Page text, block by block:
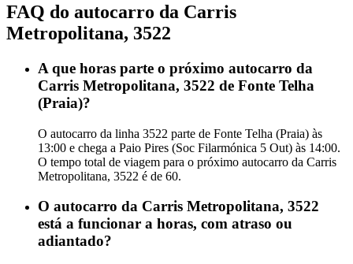
FAQ do autocarro da Carris
Metropolitana, 3522
A que horas parte o próximo autocarro da
Carris Metropolitana, 3522 de Fonte Telha
(Praia)?
O autocarro da linha 3522 parte de Fonte Telha (Praia) às
13:00 e chega a Paio Pires (Soc Filarmónica 5 Out) às 14:00.
O tempo total de viagem para o próximo autocarro da Carris
Metropolitana, 3522 é de 60.
O autocarro da Carris Metropolitana, 3522
está a funcionar a horas, com atraso ou
adiantado?